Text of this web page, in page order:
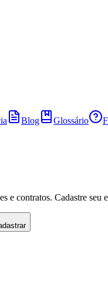
Blog Glossário
e contratos. Cadastre seu